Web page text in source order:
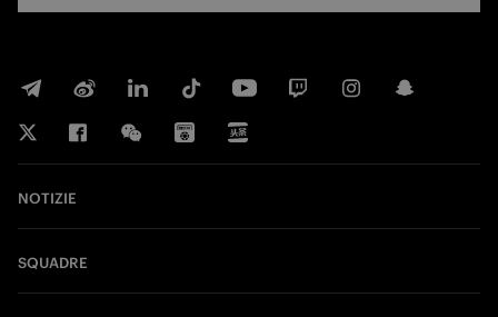
NOTIZIE
SQUADRE